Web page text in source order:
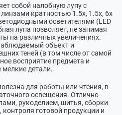
собой налобную лупу с
кратностью 1.5х, 1.5х, 6х
осветителями (LED
лупа позволяет, не занимая
на различных увеличениях.
объект и
теней (в том числе от самой
восприятие предмета и
мелкие детали.
для работы или чтения, в
освещения. Отлично
рукоделием, шитья, сборки
готовой продукции и